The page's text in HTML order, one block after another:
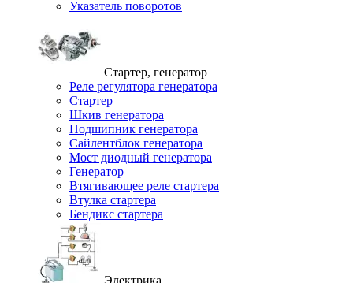
Указатель поворотов
Стартер, генератор
Реле регулятора генератора
Стартер
Шкив генератора
Подшипник генератора
Сайлентблок генератора
Мост диодный генератора
Генератор
Втягивающее реле стартера
Втулка стартера
Бендикс стартера
Электрика